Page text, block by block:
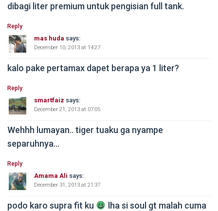
dibagi liter premium untuk pengisian full tank.
Reply
mas huda says:
December 10, 2013 at 14:27
kalo pake pertamax dapet berapa ya 1 liter?
Reply
smartfaiz says:
December 21, 2013 at 07:05
Wehhh lumayan.. tiger tuaku ga nyampe
separuhnya…
Reply
Amama Ali says:
December 31, 2013 at 21:37
podo karo supra fit ku
lha si soul gt malah cuma